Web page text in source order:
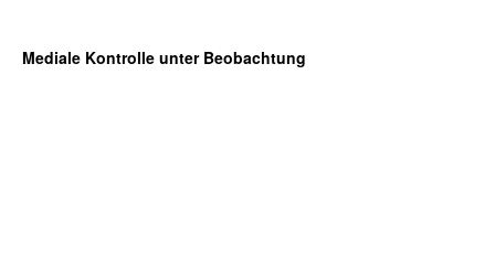
Mediale Kontrolle unter Beobachtung